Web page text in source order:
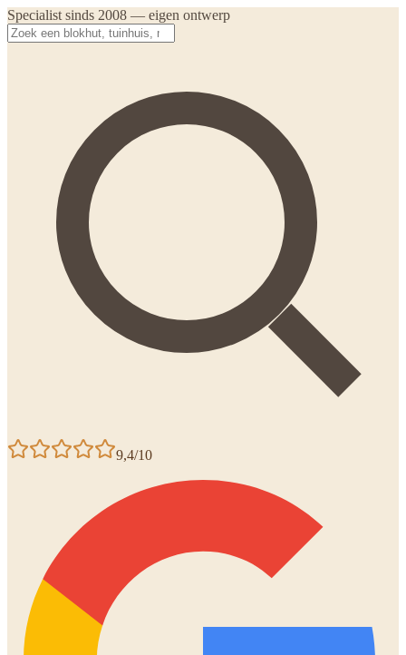
Specialist sinds 2008 — eigen ontwerp
9,4/10